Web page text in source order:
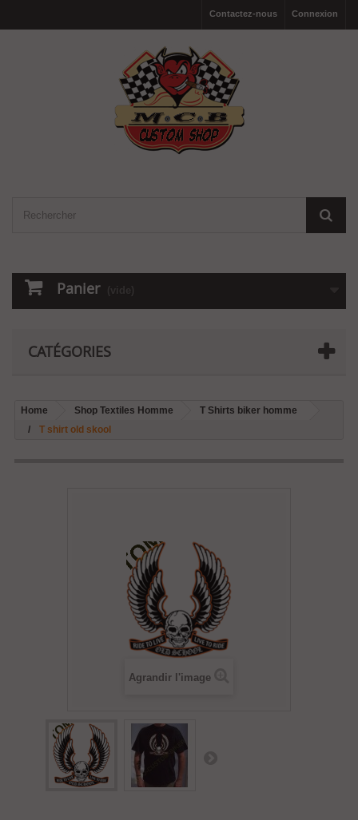
Connexion
Contactez-nous
Panier (vide)
CATÉGORIES
Home Shop Textiles Homme
T Shirts biker homme
T shirt old skool
Agrandir l'image